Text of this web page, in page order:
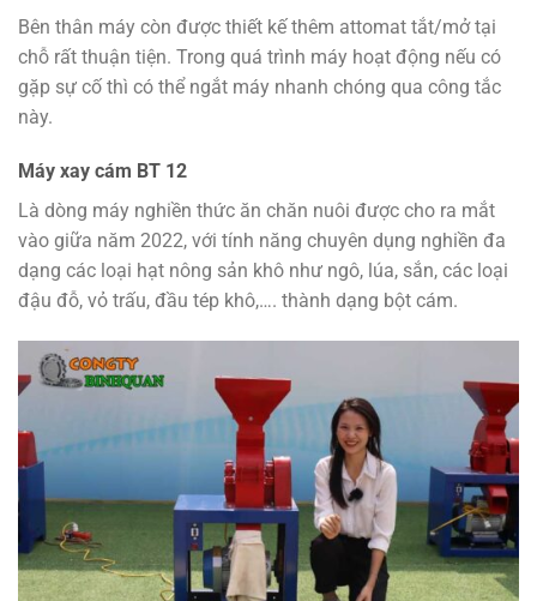
Bên thân máy còn được thiết kế thêm attomat tắt/mở tại
chỗ rất thuận tiện. Trong quá trình máy hoạt động nếu có
gặp sự cố thì có thể ngắt máy nhanh chóng qua công tắc
này.
Máy xay cám BT 12
Là dòng máy nghiền thức ăn chăn nuôi được cho ra mắt
vào giữa năm 2022, với tính năng chuyên dụng nghiền đa
dạng các loại hạt nông sản khô như ngô, lúa, sắn, các loại
đậu đỗ, vỏ trấu, đầu tép khô,…. thành dạng bột cám.